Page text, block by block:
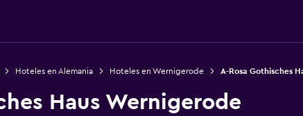
Hoteles en Alemania Hoteles en Wernigerode A-Rosa Gothisches
Haus Wernigerode